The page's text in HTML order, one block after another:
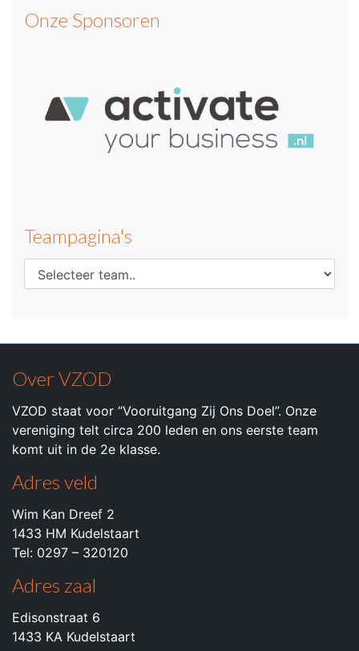
Onze Sponsoren
Teampagina's
Over VZOD
VZOD staat voor “Vooruitgang Zij Ons Doel”. Onze
vereniging telt circa 200 leden en ons eerste team
komt uit in de 2e klasse.
Adres veld
Wim Kan Dreef 2
1433 HM Kudelstaart
Tel: 0297 – 320120
Adres zaal
Edisonstraat 6
1433 KA Kudelstaart